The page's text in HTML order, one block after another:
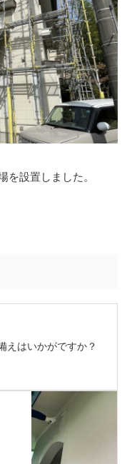
を設置しました。
えはいかがですか？